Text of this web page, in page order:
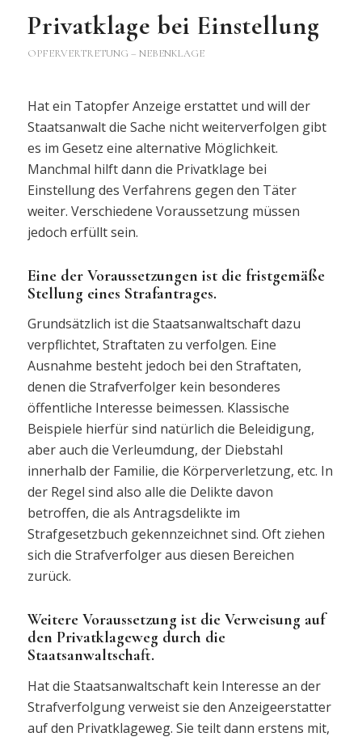
Privatklage bei Einstellung
OPFERVERTRETUNG – NEBENKLAGE
Hat ein Tatopfer Anzeige erstattet und will der
Staatsanwalt die Sache nicht weiterverfolgen gibt
es im Gesetz eine alternative Möglichkeit.
Manchmal hilft dann die Privatklage bei
Einstellung des Verfahrens gegen den Täter
weiter. Verschiedene Voraussetzung müssen
jedoch erfüllt sein.
Eine der Voraussetzungen ist die fristgemäße
Stellung eines Strafantrages.
Grundsätzlich ist die Staatsanwaltschaft dazu
verpflichtet, Straftaten zu verfolgen. Eine
Ausnahme besteht jedoch bei den Straftaten,
denen die Strafverfolger kein besonderes
öffentliche Interesse beimessen. Klassische
Beispiele hierfür sind natürlich die Beleidigung,
aber auch die Verleumdung, der Diebstahl
innerhalb der Familie, die Körperverletzung, etc. In
der Regel sind also alle die Delikte davon
betroffen, die als Antragsdelikte im
Strafgesetzbuch gekennzeichnet sind. Oft ziehen
sich die Strafverfolger aus diesen Bereichen
zurück.
Weitere Voraussetzung ist die Verweisung auf
den Privatklageweg durch die
Staatsanwaltschaft.
Hat die Staatsanwaltschaft kein Interesse an der
Strafverfolgung verweist sie den Anzeigeerstatter
auf den Privatklageweg. Sie teilt dann erstens mit,